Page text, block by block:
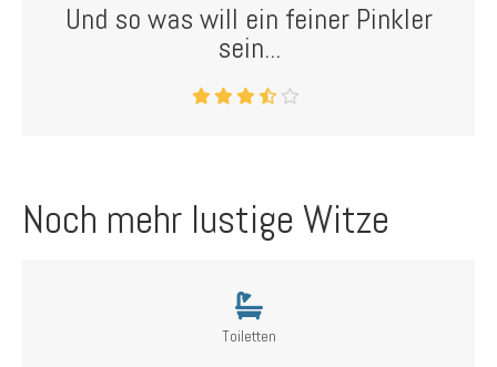
Und so was will ein feiner Pinkler
sein...
Noch mehr lustige Witze
Toiletten